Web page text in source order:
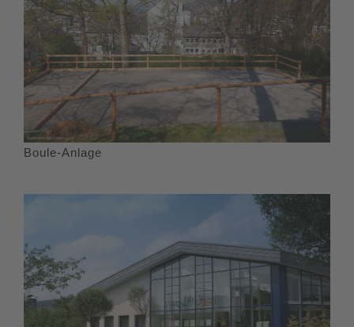
Am Ortseingang von Altastenberg verlässt Du den
Höhenflug. Um zur Bushaltestelle Kirche zu kommen, biegst
Du in den Renauweg ein und folgst ihm, bis du rechts in die
Straße "Am Heidegarten" einbiegst. Diesem Weg folgst du
bis du noch einmal rechts in den Bildchenweg abbiegst. Am
Ende dieser Straße befindet sich dort, wo du die K18 kreuzt,
die Bushaltenstelle Altastenberg Kirche.
Boule-Anlage